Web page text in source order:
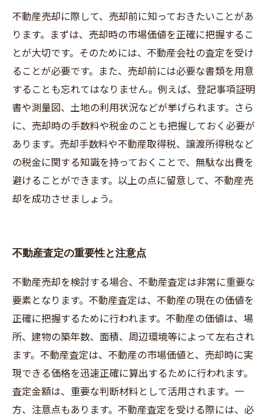
不動産売却に際して、売却前に知っておきたいことがあ
ります。まずは、売却時の市場価値を正確に把握するこ
とが大切です。そのためには、不動産会社の査定を受け
ることが必要です。また、売却前には必要な書類を用意
することも忘れてはなりません。例えば、登記事項証明
書や測量図、土地の利用状況などが挙げられます。さら
に、売却時の手数料や税金のことも把握しておく必要が
あります。売却手数料や不動産取得税、譲渡所得税など
の税金に関する知識を持っておくことで、無駄な出費を
避けることができます。以上の点に留意して、不動産売
却を成功させましょう。
不動産査定の重要性と注意点
不動産売却を検討する場合、不動産査定は非常に重要な
要素となります。不動産査定は、不動産の現在の価値を
正確に把握するために行われます。不動産の価値は、場
所、建物の築年数、面積、周辺環境等によって左右され
ます。不動産査定は、不動産の市場価値と、売却時に実
現できる価格を迅速正確に算出するために行われます。
査定金額は、重要な判断材料として活用されます。一
方、注意点もあります。不動産査定を受ける際には、必